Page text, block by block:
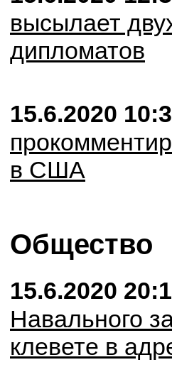
высылает
дипломатов
15.6.2020
в США
Общество
15.6.2020
Навального
клевете в